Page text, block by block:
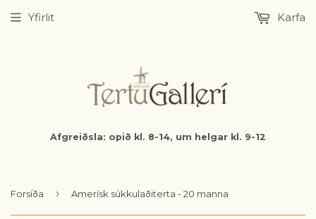
Afgreiðsla: opið kl. 8-14, um helgar kl. 9-12
Yfirlit Karfa
Forsíða › Amerísk súkkulaðiterta - 20 manna